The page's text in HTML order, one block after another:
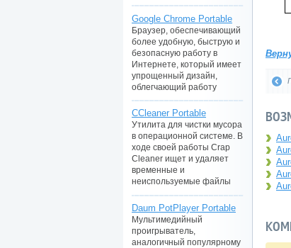
Google Chrome Portable
Браузер, обеспечивающий
более удобную, быструю и
безопасную работу в
Интернете, который имеет
упрощенный дизайн,
облегчающий работу
CCleaner Portable
Утилита для чистки мусора
в операционной системе. В
ходе своей работы Crap
Cleaner ищет и удаляет
временные и
неиспользуемые файлы
Daum PotPlayer Portable
Мультимедийный
проигрыватель,
аналогичный популярному